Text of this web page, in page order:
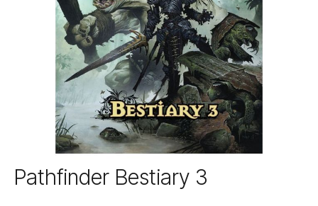
Saltar
alPathfinder Bestiary 3